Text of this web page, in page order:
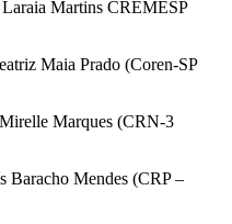
Martins CREMESP
Maia Prado (Coren-SP
Marques (CRN-3
Baracho Mendes (CRP –